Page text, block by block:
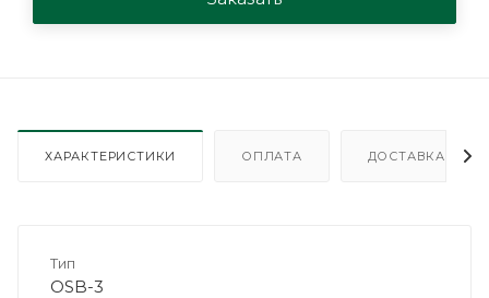
ХАРАКТЕРИСТИКИ ОПЛАТА ДОСТАВКА
Тип
OSB-3